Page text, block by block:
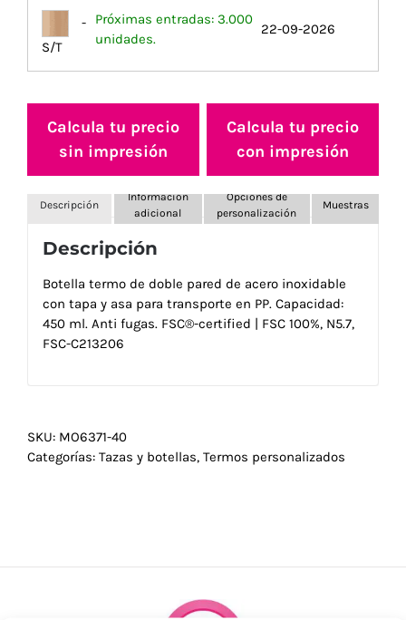
-
S/T
Próximas entradas: 3.000
unidades.
22-09-2026
Calcula tu precio
sin impresión
Calcula tu precio
con impresión
Descripción
Información
adicional
Opciones de
personalización
Muestras
Descripción
Botella termo de doble pared de acero inoxidable
con tapa y asa para transporte en PP. Capacidad:
450 ml. Anti fugas. FSC®-certified | FSC 100%, N5.7,
FSC-C213206
SKU: MO6371-40
Categorías: Tazas y botellas, Termos personalizados